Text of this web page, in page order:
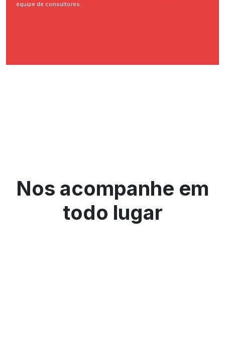
equipe de consultores.
Nos acompanhe em
todo lugar